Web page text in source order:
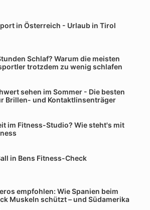
in Österreich - Urlaub in Tirol
Schlaf? Warum die meisten
trotzdem zu wenig schlafen
sehen im Sommer - Die besten
Brillen- und Kontaktlinsenträger
im Fitness-Studio? Wie steht's mit
in Bens Fitness-Check
empfohlen: Wie Spanien beim
Muskeln schützt – und Südamerika